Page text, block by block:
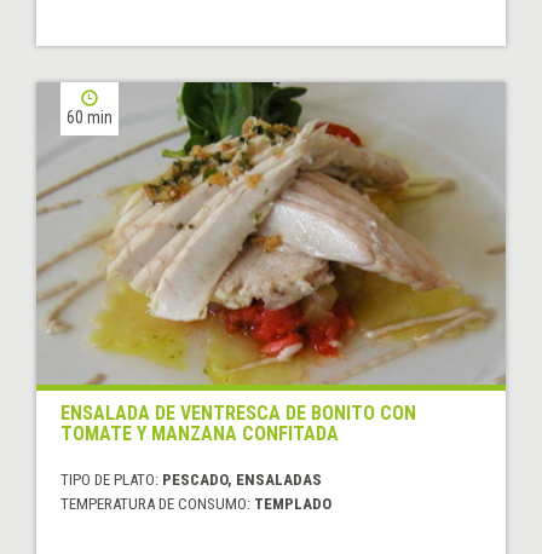
60 min
ENSALADA DE VENTRESCA DE BONITO CON
TOMATE Y MANZANA CONFITADA
TIPO DE PLATO: PESCADO, ENSALADAS
TEMPERATURA DE CONSUMO: TEMPLADO